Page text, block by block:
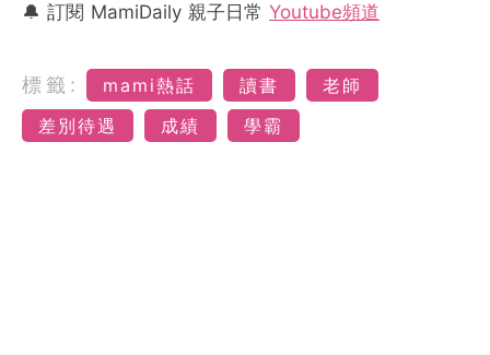
🔔 訂閱 MamiDaily 親子日常 Youtube頻道
標籤: mami熱話 讀書
老師
差別待遇
成績 學霸